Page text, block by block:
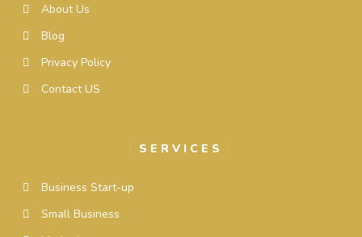
About Us
Blog
Privacy Policy
Contact US
SERVICES
Business Start-up
Small Business